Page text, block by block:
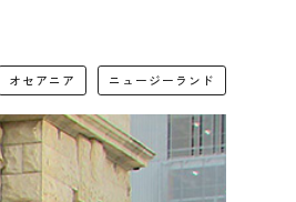
オセアニア ニュージーランド